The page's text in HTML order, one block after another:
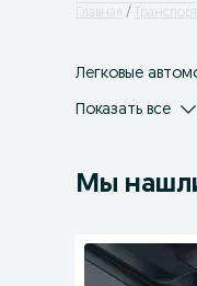
Главная Транспорт
Легковые
Показать все
Мы